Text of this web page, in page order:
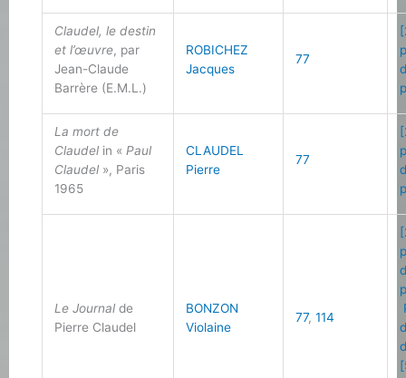
Claudel, le destin
et l’œuvre, par
Jean-Claude
Barrère (E.M.L.)
ROBICHEZ
Jacques
77
La mort de
Claudel in « Paul
Claudel », Paris
1965
CLAUDEL
Pierre
77
Le Journal de
Pierre Claudel
BONZON
Violaine
77,114